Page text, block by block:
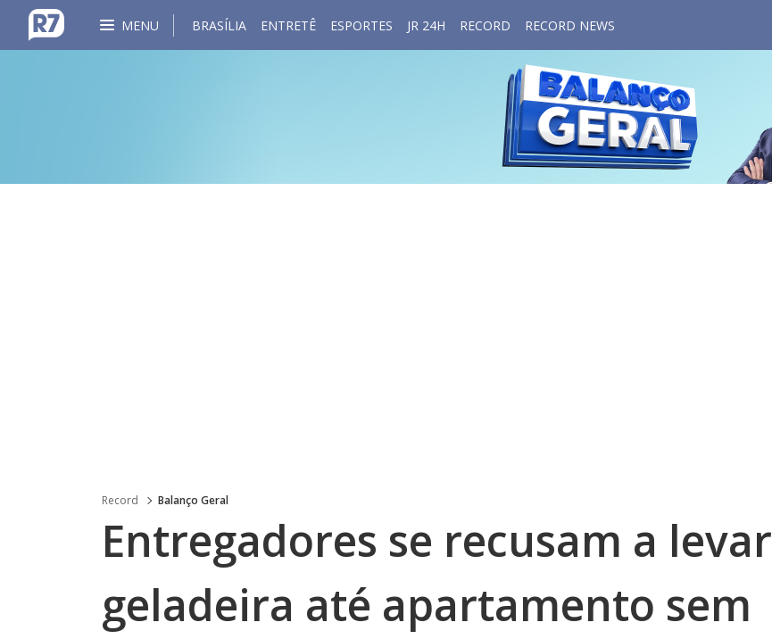
MENU BRASÍLIA ENTRETÊ ESPORTES JR 24H RECORD RECORD NEWS
Record Balanço Geral
Entregadores se recusam a levar
geladeira até apartamento sem